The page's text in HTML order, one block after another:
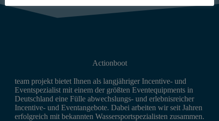
Actionboot
team projekt bietet Ihnen als langjähriger Incentive- und
Eventspezialist mit einem der größten Eventequipments in
Deutschland eine Fülle abwechslungs- und erlebnisreicher
Incentive- und Eventangebote. Dabei arbeiten wir seit Jahren
erfolgreich mit bekannten Wassersportspezialisten zusammen.